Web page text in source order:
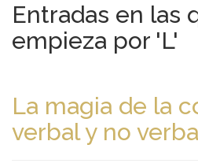
Entradas en las
empieza por 'L'
La magia de la
verbal y no